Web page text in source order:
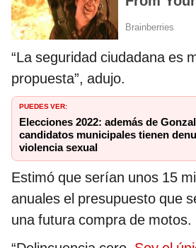
“La seguridad ciudadana es
propuesta”, adujo.
PUEDES VER:
Elecciones 2022: además de
candidatos municipales tienen
violencia sexual
Estimó que serían unos 15
anuales el presupuesto que
una futura compra de motos.